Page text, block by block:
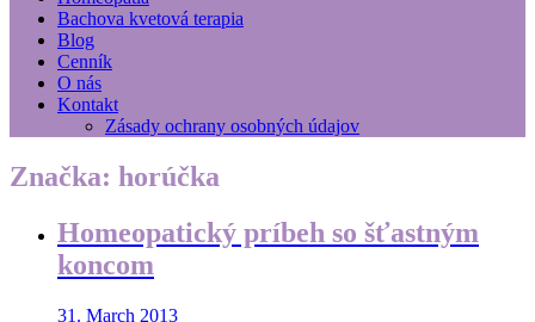
Bachova kvetová terapia
Blog
Cenník
O nás
Kontakt
Zásady ochrany osobných údajov
Značka: horúčka
Homeopatický príbeh so šťastným
koncom
31. March 2013